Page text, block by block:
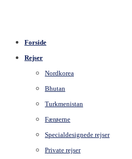
Forside
Rejser
Nordkorea
Bhutan
Turkmenistan
Færøerne
Specialdesignede rejser
Private rejser